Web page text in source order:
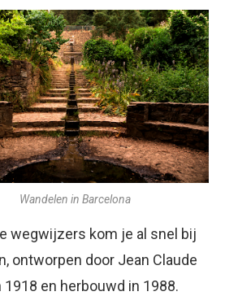
Wandelen in Barcelona
wegwijzers kom je al snel bij
ontworpen door Jean Claude
en herbouwd in 1988.